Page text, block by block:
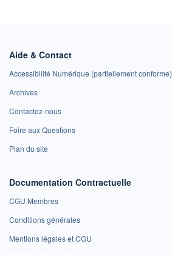
Aide & Contact
Accessibilité Numérique (partiellement conforme)
Archives
Contactez-nous
Foire aux Questions
Plan du site
Documentation Contractuelle
CGU Membres
Conditions générales
Mentions légales et CGU